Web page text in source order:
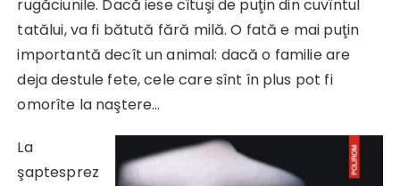
rugăciunile. Dacă iese cîtuşi de puţin din cuvîntul
tatălui, va fi bătută fără milă. O fată e mai puţin
importantă decît un animal: dacă o familie are
deja destule fete, cele care sînt în plus pot fi
omorîte la naştere…
La
şaptesprez